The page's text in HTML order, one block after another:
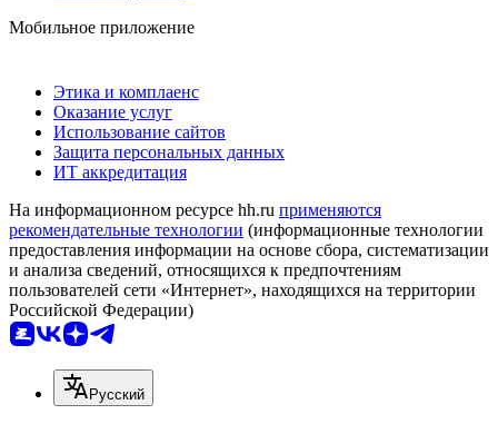
Мобильное приложение
Этика и комплаенс
Оказание услуг
Использование сайтов
Защита персональных данных
ИТ аккредитация
На информационном ресурсе hh.ru применяются
рекомендательные технологии (информационные технологии
предоставления информации на основе сбора, систематизации
и анализа сведений, относящихся к предпочтениям
пользователей сети «Интернет», находящихся на территории
Российской Федерации)
Русский